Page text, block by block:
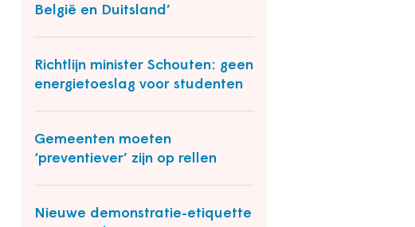
België en Duitsland’
Richtlijn minister Schouten: geen
energietoeslag voor studenten
Gemeenten moeten
‘preventiever’ zijn op rellen
Nieuwe demonstratie-etiquette